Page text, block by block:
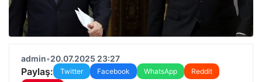
admin•20.07.2025 23:27
Paylaş: Twitter Facebook WhatsApp
Reddit